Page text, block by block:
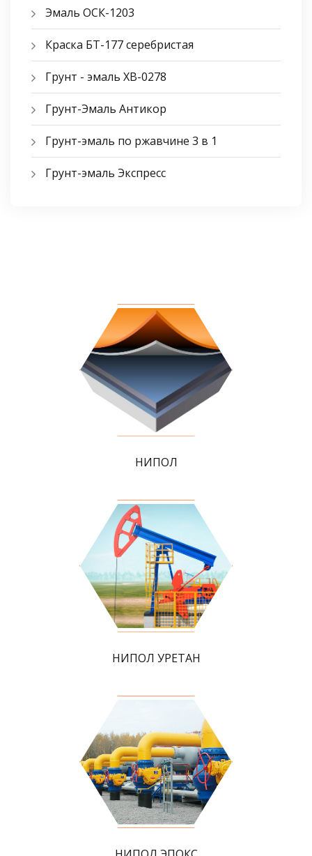
Эмаль ОСК-1203
Краска БТ-177 серебристая
Грунт - эмаль ХВ-0278
Грунт-Эмаль Антикор
Грунт-эмаль по ржавчине 3 в 1
Грунт-эмаль Экспресс
НИПОЛ
НИПОЛ УРЕТАН